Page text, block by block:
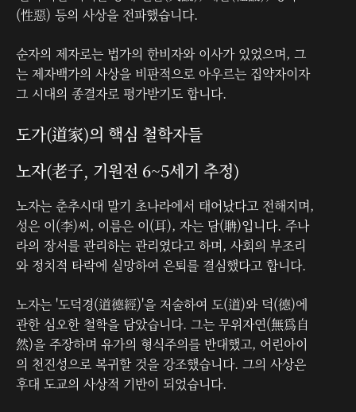
(性惡) 등의 사상을 전파했습니다.
순자의 제자로는 법가의 한비자와 이사가 있었으며, 그
는 제자백가의 사상을 비판적으로 아우르는 집약자이자
그 시대의 종결자로 평가받기도 합니다.
도가(道家)의 핵심 철학자들
노자(老子, 기원전 6~5세기 추정)
노자는 춘추시대 말기 초나라에서 태어났다고 전해지며,
성은 이(李)씨, 이름은 이(耳), 자는 담(聃)입니다. 주나
라의 장서를 관리하는 관리였다고 하며, 사회의 부조리
와 정치적 타락에 실망하여 은퇴를 결심했다고 합니다.
노자는 '도덕경(道德經)'을 저술하여 도(道)와 덕(德)에
관한 심오한 철학을 담았습니다. 그는 무위자연(無爲自
然)을 주장하며 유가의 형식주의를 반대했고, 어린아이
의 천진성으로 복귀할 것을 강조했습니다. 그의 사상은
후대 도교의 사상적 기반이 되었습니다.